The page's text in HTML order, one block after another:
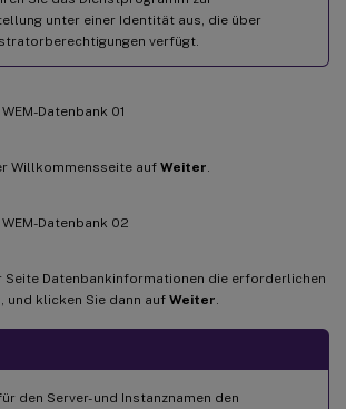
unter einer Identität aus, die über
verfügt.
Willkommensseite auf Weiter
Seite Datenbankinformationen die erforderlichen
und klicken Sie dann auf Weiter
den Server- und Instanznamen den